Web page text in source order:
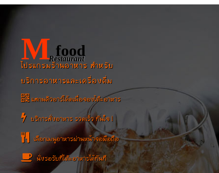
M food
Restaurant
โปรแกรมร้านอาหาร สำหรับ
บริการอาหารและเครื่องดื่ม
แสกนคิวอาร์โค้ดเพื่อจองโต๊ะอาหาร
บริการสั่งอาหาร รวดเร็ว ทันใจ !
เลือกเมนูอาหารผ่านหน้าจอมือถือ
นั่งรอรับที่โต๊ะอาหารได้ทันที